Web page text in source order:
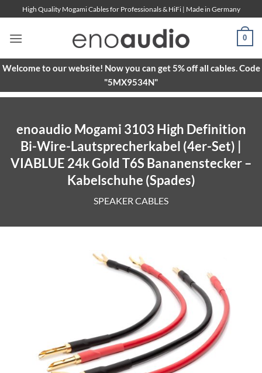
to
content
High Quality Mogami Cables for Professionals & HiFi | Made in Germany
0
Welcome to our website! Now you can get 5% off all cables. Code
"5MX9534N"
enoaudio Mogami 3103 High Definition
Bi-Wire-Lautsprecherkabel (4er-Set) |
VIABLUE 24k Gold T6S Bananenstecker –
Kabelschuhe (Spades)
SPEAKER CABLES